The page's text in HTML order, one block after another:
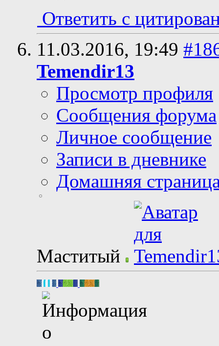
Ответить с
11.03.2016, 19:49
Temendir13
Просмотр профиля
Сообщения форума
Личное сообщение
Записи в дневнике
Домашняя
Маститый